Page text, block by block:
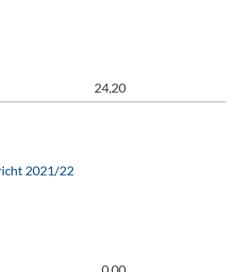
24,20
2021/22